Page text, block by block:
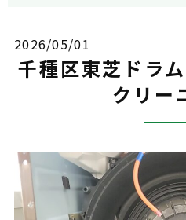
2026/05/01
千種区東芝ドラ
クリー